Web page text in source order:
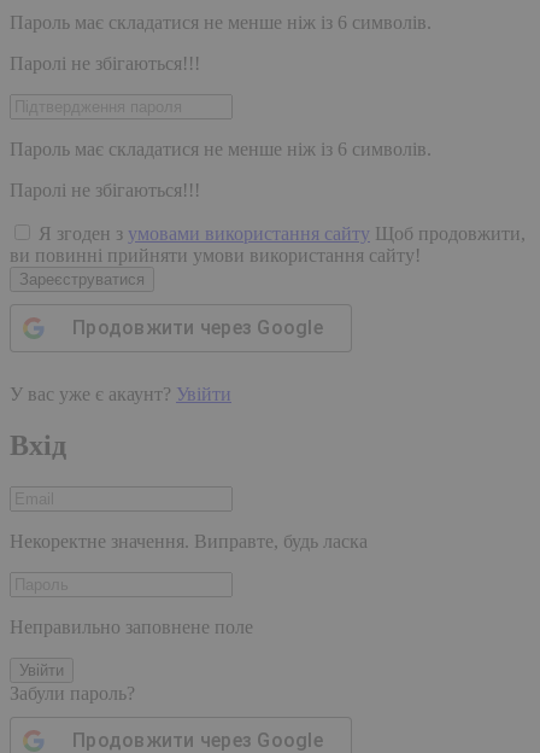
Пароль має складатися не менше ніж із 6 символів.
Паролі не збігаються!!!
Пароль має складатися не менше ніж із 6 символів.
Паролі не збігаються!!!
Я згоден з умовами використання сайту Щоб продовжити,
ви повинні прийняти умови використання сайту!
Зареєструватися
Продовжити через Google
У вас уже є акаунт? Увійти
Вхід
Некоректне значення. Виправте, будь ласка
Неправильно заповнене поле
Увійти
Забули пароль?
Продовжити через Google